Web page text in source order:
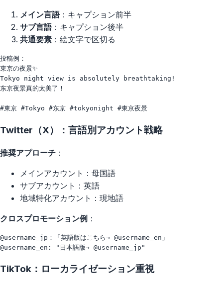
メイン言語：キャプション前半
サブ言語：キャプション後半
共通要素 ：絵文字で区切る
投稿例：
東京の夜景✨
Tokyo night view is absolutely breathtaking!
东京夜景真的太美了！
Twitter（X）：言語別アカウント戦略
推奨アプローチ ：
メインアカウント：母国語
サブアカウント：英語
地域特化アカウント：現地語
クロスプロモーション例 ：
@username_jp：「英語版はこちら→ @username_en」
TikTok：ローカライゼーション重視